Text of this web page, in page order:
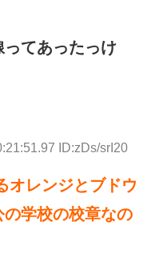
てあったっけ
ID:zDs/srI20
オレンジとブドウ
学校の校章なの